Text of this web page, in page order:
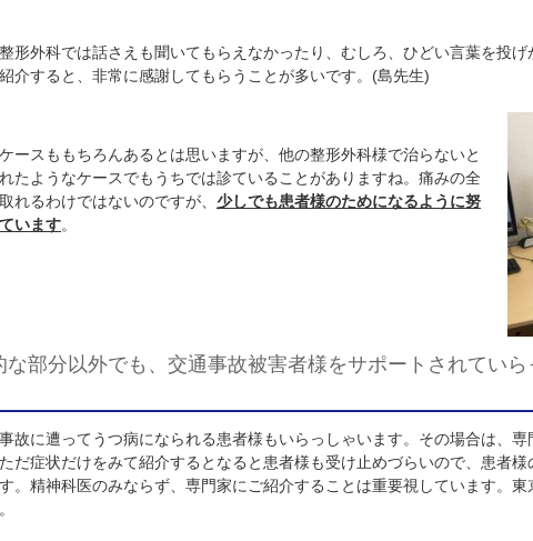
てみてどうお感じになられてますか。
交通事故に限らず喧嘩等でもそうですが、被害者感情が強い人
人の患者様として冷静に診ていま
います。
他の整形外科では話さえも聞いてもらえなかったり、むしろ、
島先生
逆のケースももちろんあるとは思いますが、他の整形外科様で治
てを取れるわけではないのですが、少しでも患者様のためになる
力しています。